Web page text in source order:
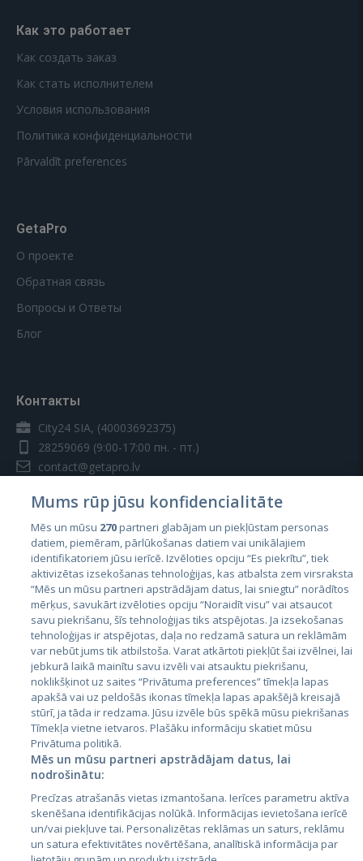
Как это работает
Как создать заказ
Как стать исполнителем
Условия использования
Политика конфиденциальности
Pārvaldīt preferences
GetaPro
О проекте
Обратная связь
Вопросы и Ответы
Блог
Контакты
City24 SIA, (40003692375)
28259069 (9:00-17:00 пн. - пт.)
contact@getapro.lv
Страны
Эстония
Латвия
Литва
City24.lv
City24.ee
GetaPro.lv
GetaPro.ee
CVbankas.lt
Kainos.lt
Paslaugos.lt
auto24.ee
Mums rūp jūsu konfidencialitāte
Mēs un mūsu 270partneri glabājam un piekļūstam personas
datiem, piemēram, pārlūkošanas datiem vai unikālajiem
identifikatoriem jūsu ierīcē. Izvēloties opciju “Es piekrītu”, tiek
aktivizētas izsekošanas tehnoloģijas, kas atbalsta zem virsraksta
“Mēs un mūsu partneri apstrādājam datus, lai sniegtu” norādītos
mērķus, savukārt izvēloties opciju “Noraidīt visu” vai atsaucot
savu piekrišanu, šīs tehnoloģijas tiks atspējotas. Ja izsekošanas
tehnoloģijas ir atspējotas, daļa no redzamā satura un reklāmām
var nebūt jums tik atbilstoša. Varat atkārtoti piekļūt šai izvēlnei, lai
jebkurā laikā mainītu savu izvēli vai atsauktu piekrišanu,
noklikšķinot uz saites “Privātuma preferences” tīmekļa lapas
apakšā vai uz peldošās ikonas tīmekļa lapas apakšējā kreisajā
stūrī, ja tāda ir redzama. Jūsu izvēle būs spēkā mūsu piekrišanas
Tīmekļa vietne ietvaros. Plašāku informāciju skatiet mūsu
Privātuma politikā.
Mēs un mūsu partneri apstrādājam datus, lai
nodrošinātu:
Precīzas atrašanās vietas izmantošana. Ierīces parametru aktīva
skenēšana identifikācijas nolūkā. Informācijas ievietošana ierīcē
un/vai piekļuve tai. Personalizētas reklāmas un saturs, reklāmu
un satura efektivitātes novērtēšana, analītiskā informācija par